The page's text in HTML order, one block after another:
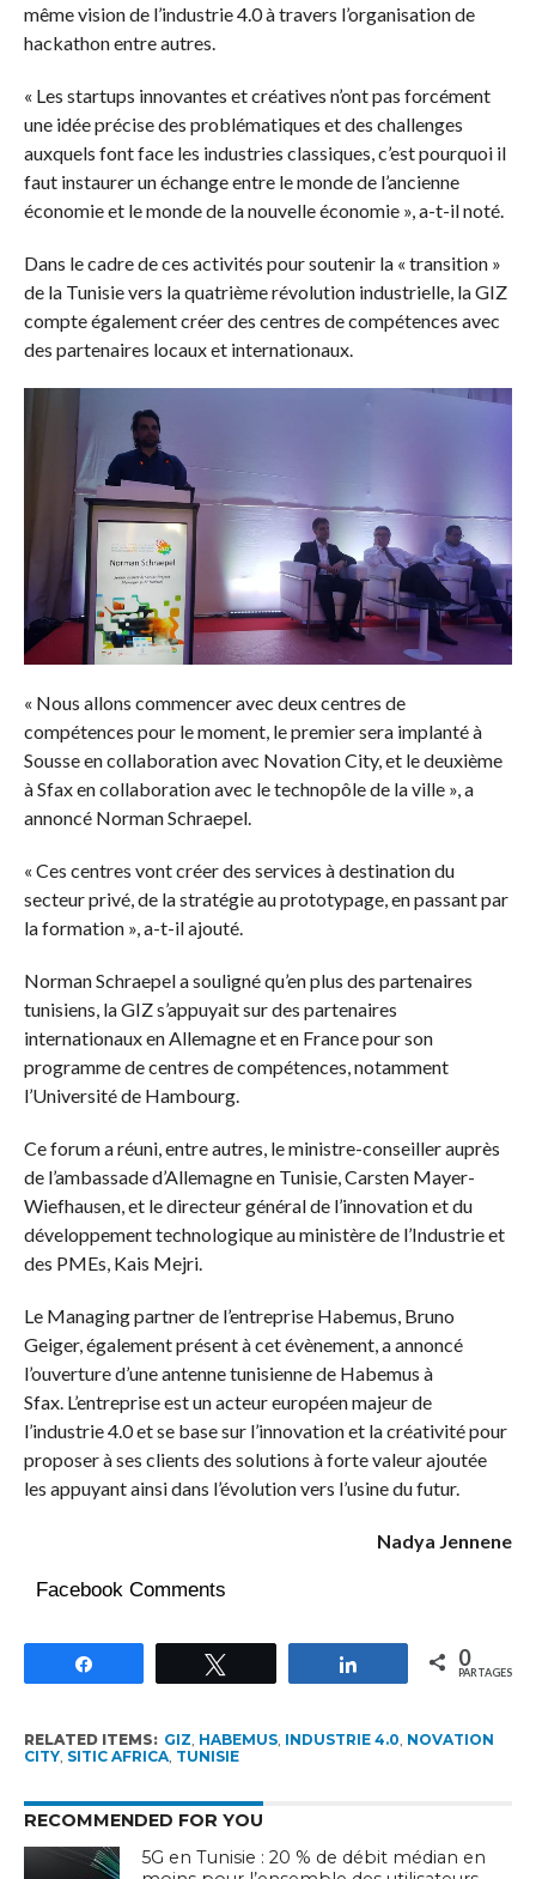
même vision de l’industrie 4.0 à travers l’organisation de
hackathon entre autres.
« Les startups innovantes et créatives n’ont pas forcément
une idée précise des problématiques et des challenges
auxquels font face les industries classiques, c’est pourquoi il
faut instaurer un échange entre le monde de l’ancienne
économie et le monde de la nouvelle économie », a-t-il noté.
Dans le cadre de ces activités pour soutenir la « transition »
de la Tunisie vers la quatrième révolution industrielle, la GIZ
compte également créer des centres de compétences avec
des partenaires locaux et internationaux.
« Nous allons commencer avec deux centres de
compétences pour le moment, le premier sera implanté à
Sousse en collaboration avec Novation City, et le deuxième
à Sfax en collaboration avec le technopôle de la ville », a
annoncé Norman Schraepel.
« Ces centres vont créer des services à destination du
secteur privé, de la stratégie au prototypage, en passant par
la formation », a-t-il ajouté.
Norman Schraepel a souligné qu’en plus des partenaires
tunisiens, la GIZ s’appuyait sur des partenaires
internationaux en Allemagne et en France pour son
programme de centres de compétences, notamment
l’Université de Hambourg.
Ce forum a réuni, entre autres, le ministre-conseiller auprès
de l’ambassade d’Allemagne en Tunisie, Carsten Mayer-
Wiefhausen, et le directeur général de l’innovation et du
développement technologique au ministère de l’Industrie et
des PMEs, Kais Mejri.
Le Managing partner de l’entreprise Habemus, Bruno
Geiger, également présent à cet évènement, a annoncé
l’ouverture d’une antenne tunisienne de Habemus à
Sfax. L’entreprise est un acteur européen majeur de
l’industrie 4.0 et se base sur l’innovation et la créativité pour
proposer à ses clients des solutions à forte valeur ajoutée
les appuyant ainsi dans l’évolution vers l’usine du futur.
Nadya Jennene
Facebook Comments
Partagez 0
PARTAGES
RELATED ITEMS: GIZ HABEMUS, INDUSTRIE 4.0 NOVATION
CITY, SITIC AFRICA, TUNISIE
RECOMMENDED FOR YOU
5G en Tunisie : 20 % de débit médian en